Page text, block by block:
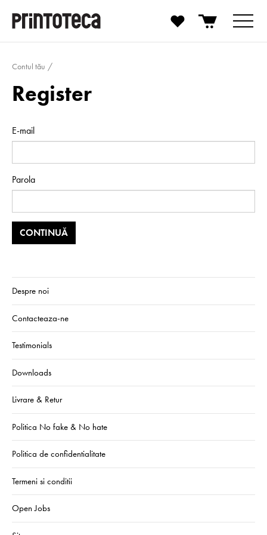
Contul tău
Register
E-mail
Parola
Despre noi
Contacteaza-ne
Testimonials
Downloads
Livrare & Retur
Politica No fake & No hate
Politica de confidentialitate
Termeni si conditii
Open Jobs